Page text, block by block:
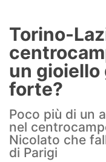
Formello
Infortuni
Primavera
Calciomercato
Lazio Women
Rassegna Lazio
Torino-
un gioiello
forte?
Poco più di un
nel
Nicolato che
di Parigi